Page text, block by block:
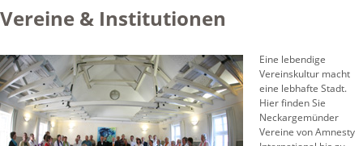
Vereine & Institutionen
Eine lebendige
Vereinskultur macht
eine lebhafte Stadt.
Hier finden Sie
Neckargemünder
Vereine von Amnesty